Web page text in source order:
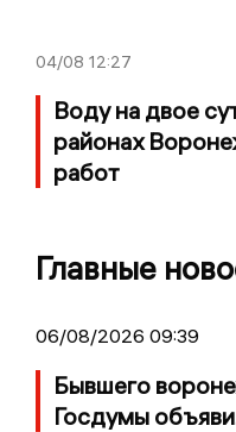
04/08 12:27
Воду на двое
районах
работ
Главные
06/08/2026 09:39
Бывшего
Госдумы